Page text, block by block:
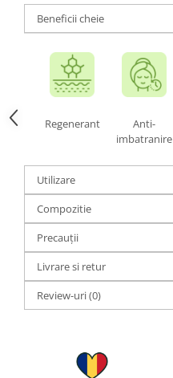
Beneficii cheie
Regenerant
Anti-
imbatranire
Utilizare
Compozitie
Precauții
Livrare si retur
Review-uri(0)